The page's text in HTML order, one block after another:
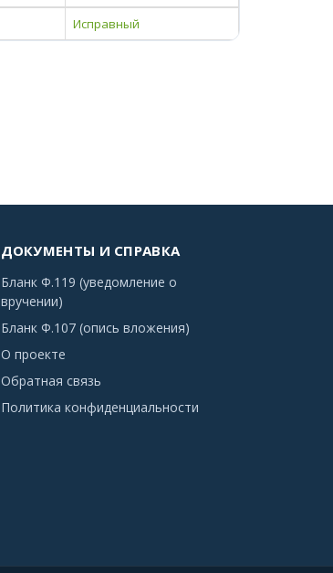
Исправный
ДОКУМЕНТЫ И СПРАВКА
Бланк Ф.119 (уведомление о
вручении)
Бланк Ф.107 (опись вложения)
О проекте
Обратная связь
Политика конфиденциальности